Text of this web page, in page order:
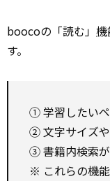
boocoの「読む」
す。
① 学習したい
② 文字サイズ
③ 書籍内検索
※ これらの機